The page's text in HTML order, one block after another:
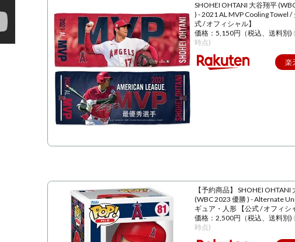
SHOHEI OHTANI 大谷翔平
) - 2021 AL MVP Cooling Towel /
式 / オフィシャル】
価格：5,150円（税込、送料別)
時点)
楽
【予約商品】 SHOHEI OHTANI
(WBC 2023 優勝 ) - Alternate
ギュア・人形 【公式 / オフィシ
価格：2,500円（税込、送料別)
時点)